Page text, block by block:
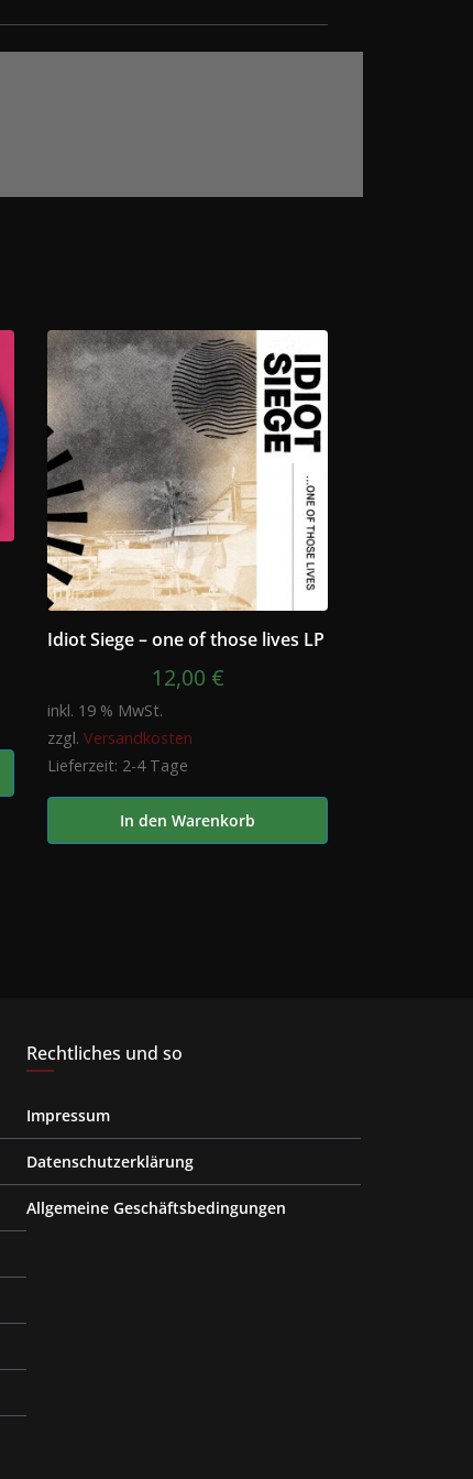
Idiot Siege – one of those lives LP
12,00 €
inkl. 19 % MwSt.
zzgl. Versandkosten
Lieferzeit: 2-4 Tage
In den Warenkorb
Rechtliches und so
Impressum
Datenschutzerklärung
Allgemeine Geschäftsbedingungen